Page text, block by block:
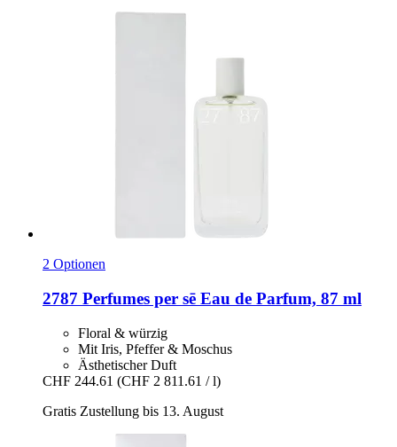
2 Optionen
2787 Perfumes per sē Eau de Parfum, 87 ml
Floral & würzig
Mit Iris, Pfeffer & Moschus
Ästhetischer Duft
CHF 244.61 (CHF 2 811.61 / l)
Gratis Zustellung bis 13. August